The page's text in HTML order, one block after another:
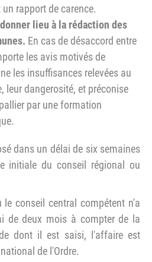
rapport de carence.
lieu à la rédaction des
En cas de désaccord entre
les avis motivés de
les insuffisances relevées au
leur dangerosité, et préconise
par une formation
dans un délai de six semaines
initiale du conseil régional ou
conseil central compétent n'a
de deux mois à compter de la
dont il est saisi, l'affaire est
de l'Ordre.